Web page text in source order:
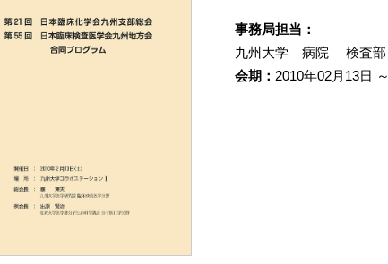
事務局担当：
九州大学 病院 検査部
会期： 2010年02月13日 ～